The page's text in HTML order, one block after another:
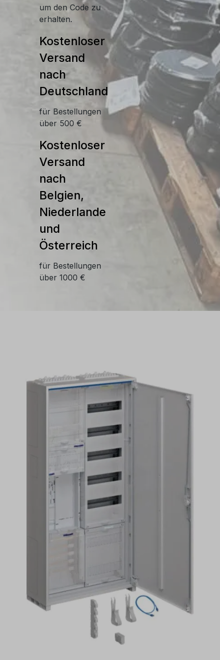
um den Code zu
erhalten.
Kostenloser
Versand
nach
Deutschland
für Bestellungen
über 500 €
Kostenloser
Versand
nach
Belgien,
Niederlande
und
Österreich
für Bestellungen
über 1000 €